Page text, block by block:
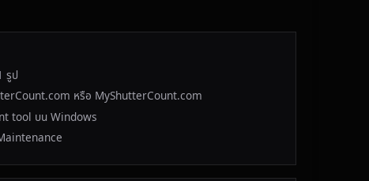
รูป
หรือ MyShutterCount.com
tool บน Windows